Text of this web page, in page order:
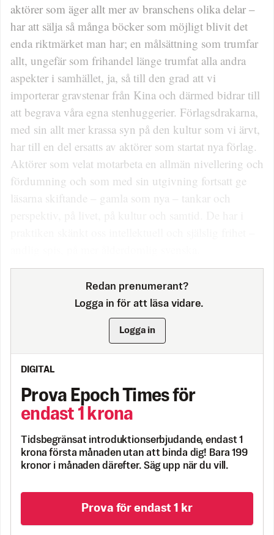
aktörer som äger allt mer av branschens olika delar –
har att sälja så många böcker som möjligt blivit det
enda riktmärket man har; en målsättning som trumfar
allt, ungefär som frihandel länge trumfat alla andra
aspekter i samhället, ja, så till den grad att vi
importerar gravstenar från Kina och därmed bidrar till
att begrava våra egna stenhuggerier. Förlagsdrakarna,
med sin allt mer krassa syn på den kultur som vi ärvt,
har till en del ersatts av aktörer som startat nya förlag.
Aktörer som velat motarbeta en allmän nivellering och
fördumning och som med sin utgivning fortsatt ge
läsarna skiftande – gamla som nya – tankar och
Redan prenumerant?
Logga in för att läsa vidare.
Logga in
DIGITAL
Prova Epoch Times för
endast 1 krona
Tidsbegränsat introduktionserbjudande, endast 1
krona första månaden utan att binda dig! Bara 199
kronor i månaden därefter. Säg upp när du vill.
Prova för endast 1 kr